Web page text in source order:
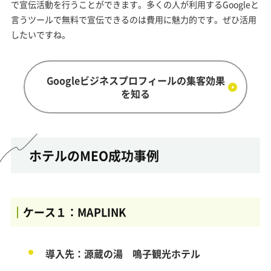
で宣伝活動を行うことができます。多くの人が利用するGoogleと
言うツールで無料で宣伝できるのは費用に魅力的です。ぜひ活用
したいですね。
Googleビジネスプロフィールの集客効果
を知る
ホテルのMEO成功事例
ケース１：MAPLINK
導入先：源蔵の湯 鳴子観光ホテル